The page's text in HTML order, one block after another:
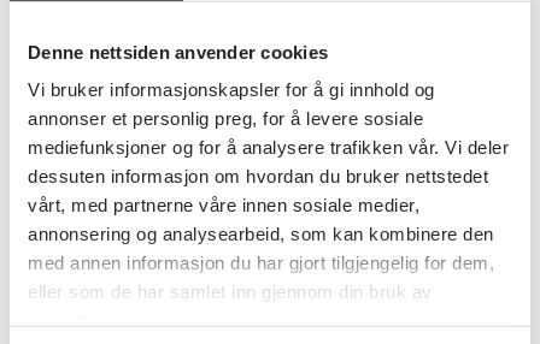
Denne nettsiden anvender cookies
Vi bruker informasjonskapsler for å gi innhold og
annonser et personlig preg, for å levere sosiale
mediefunksjoner og for å analysere trafikken vår. Vi deler
dessuten informasjon om hvordan du bruker nettstedet
vårt, med partnerne våre innen sosiale medier,
annonsering og analysearbeid, som kan kombinere den
med annen informasjon du har gjort tilgjengelig for dem,
eller som de har samlet inn gjennom din bruk av
til en samling med hovedfokus på politisk
påvirkning i kommunene. Målet er å styrke arbeidet
for en bedre eldreomsorg gjennom samarbeid,
kunnskap og tydeligere stemmer i lokale
beslutningsprosesser.